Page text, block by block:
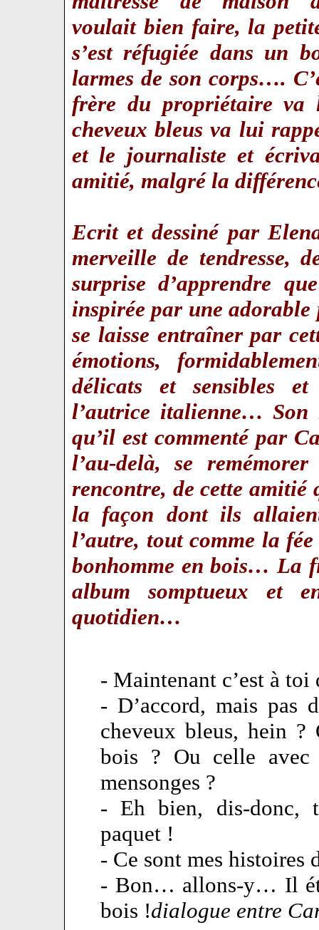
voulait bien faire, la
s’est réfugiée dans un
larmes de son corps….
frère du propriétaire
cheveux bleus va lui
et le journaliste et
amitié, malgré la
Ecrit et dessiné par
merveille de tendresse,
surprise d’apprendre
inspirée par une
se laisse entraîner par
émotions,
délicats et sensibles
l’autrice italienne… Son
qu’il est commenté par
l’au-delà, se
rencontre, de cette
la façon dont ils
l’autre, tout comme la
bonhomme en bois…La
album somptueux et
quotidien…
- Maintenant c’est à
- D’accord, mais pas
cheveux bleus, hein ?
bois ? Ou celle
mensonges ?
- Eh bien, dis-donc,
paquet !
- Ce sont mes histoires
- Bon… allons-y… Il
bois !dialogue entre